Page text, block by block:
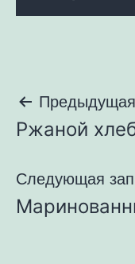
по
записям
Ржаной
Следующая